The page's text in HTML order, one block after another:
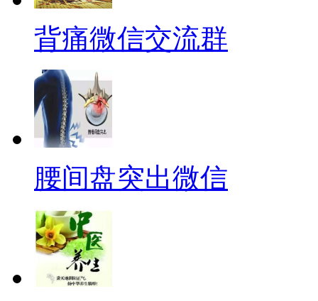
背痛微信交流群
腰间盘突出微信